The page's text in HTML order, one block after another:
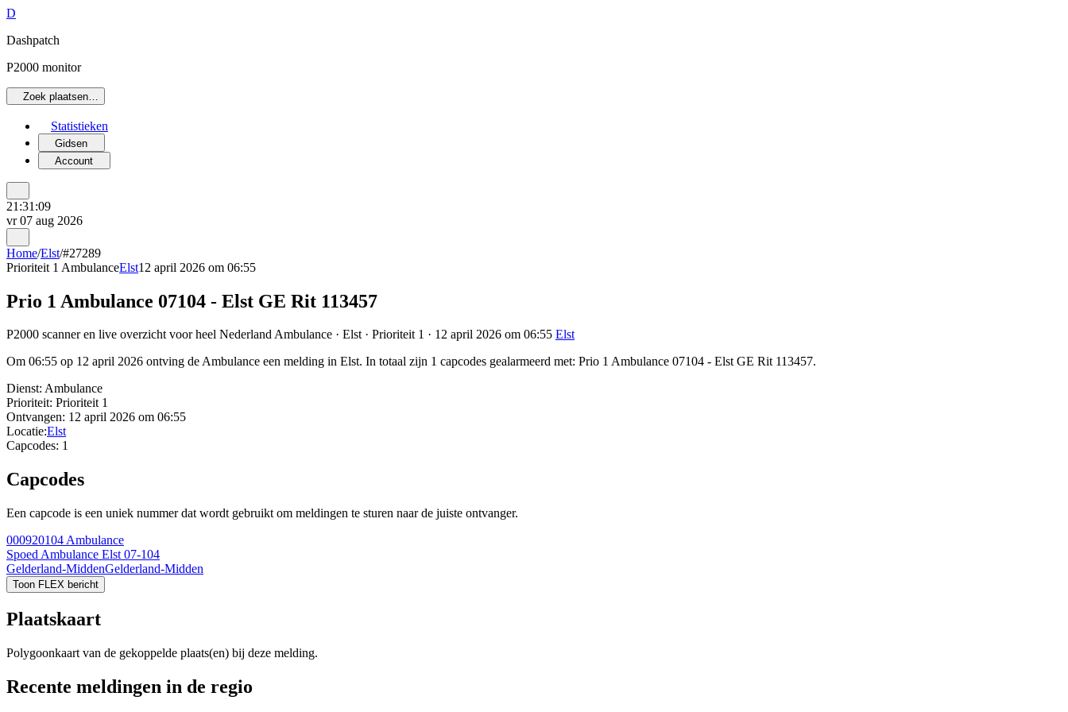
D
Dashpatch
P2000 monitor
Zoek plaatsen…
Statistieken
Gidsen
Account
21:31:09
vr 07 aug 2026
Home/Elst/#27289
Prioriteit 1 AmbulanceElst12 april 2026 om 06:55
Prio 1 Ambulance 07104 - Elst GE Rit 113457
P2000 scanner en live overzicht voor heel Nederland Ambulance · Elst · Prioriteit 1 · 12 april 2026 om 06:55 Elst
Om 06:55 op 12 april 2026 ontving de Ambulance een melding in Elst. In totaal zijn 1 capcodes gealarmeerd met: Prio 1 Ambulance 07104 - Elst GE Rit 113457.
Dienst: Ambulance
Prioriteit: Prioriteit 1
Ontvangen: 12 april 2026 om 06:55
Locatie:Elst
Capcodes: 1
Capcodes
Een capcode is een uniek nummer dat wordt gebruikt om meldingen te sturen naar de juiste ontvanger.
000920104 Ambulance
Spoed Ambulance Elst 07-104
Gelderland-MiddenGelderland-Midden
Toon FLEX bericht
Plaatskaart
Polygoonkaart van de gekoppelde plaats(en) bij deze melding.
Recente meldingen in de regio